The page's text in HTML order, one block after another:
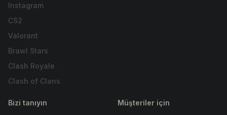
Instagram
CS2
Valorant
Brawl Stars
Clash Royale
Clash of Clans
Bizi tanıyın Müşteriler için